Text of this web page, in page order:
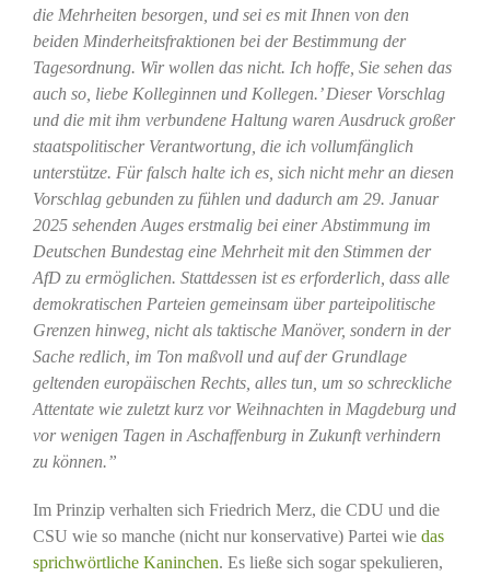
die Mehrheiten besorgen, und sei es mit Ihnen von den
beiden Minderheitsfraktionen bei der Bestimmung der
Tagesordnung. Wir wollen das nicht. Ich hoffe, Sie sehen das
auch so, liebe Kolleginnen und Kollegen.’ Dieser Vorschlag
und die mit ihm verbundene Haltung waren Ausdruck großer
staatspolitischer Verantwortung, die ich vollumfänglich
unterstütze. Für falsch halte ich es, sich nicht mehr an diesen
Vorschlag gebunden zu fühlen und dadurch am 29. Januar
2025 sehenden Auges erstmalig bei einer Abstimmung im
Deutschen Bundestag eine Mehrheit mit den Stimmen der
AfD zu ermöglichen. Stattdessen ist es erforderlich, dass alle
demokratischen Parteien gemeinsam über parteipolitische
Grenzen hinweg, nicht als taktische Manöver, sondern in der
Sache redlich, im Ton maßvoll und auf der Grundlage
geltenden europäischen Rechts, alles tun, um so schreckliche
Attentate wie zuletzt kurz vor Weihnachten in Magdeburg und
vor wenigen Tagen in Aschaffenburg in Zukunft verhindern
zu können.”
Im Prinzip verhalten sich Friedrich Merz, die CDU und die
CSU wie so manche (nicht nur konservative) Partei wie das
sprichwörtliche Kaninchen. Es ließe sich sogar spekulieren,